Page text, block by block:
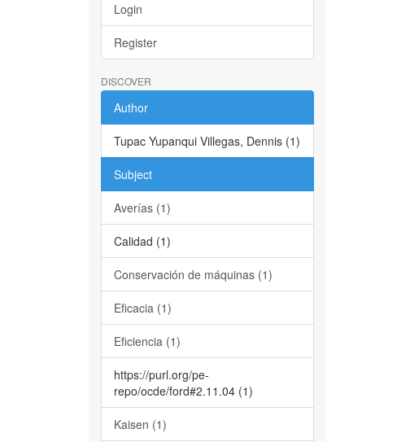
Login
Register
DISCOVER
Author
Tupac Yupanqui Villegas, Dennis (1)
Subject
Averías (1)
Calidad (1)
Conservación de máquinas (1)
Eficacia (1)
Eficiencia (1)
https://purl.org/pe-
repo/ocde/ford#2.11.04 (1)
Kaisen (1)